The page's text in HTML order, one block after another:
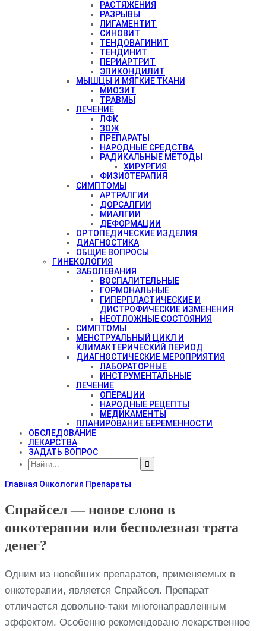
РАСТЯЖЕНИЯ
РАЗРЫВЫ
ЛИГАМЕНТИТ
СИНОВИТ
ТЕНДОВАГИНИТ
ТЕНДИНИТ
ПЕРИАРТРИТ
ЭПИКОНДИЛИТ
МЫШЦЫ И МЯГКИЕ ТКАНИ
МИОЗИТ
ТРАВМЫ
ЛЕЧЕНИЕ
ЛФК
ЗОЖ
ПРЕПАРАТЫ
НАРОДНЫЕ СРЕДСТВА
РАДИКАЛЬНЫЕ МЕТОДЫ
ХИРУРГИЯ
ФИЗИОТЕРАПИЯ
СИМПТОМЫ
АРТРАЛГИИ
ДОРСАЛГИИ
МИАЛГИИ
ДЕФОРМАЦИИ
ОРТОПЕДИЧЕСКИЕ ИЗДЕЛИЯ
ДИАГНОСТИКА
ОБЩИЕ ВОПРОСЫ
ГИНЕКОЛОГИЯ
ЗАБОЛЕВАНИЯ
ВОСПАЛИТЕЛЬНЫЕ
ГОРМОНАЛЬНЫЕ
ГИПЕРПЛАСТИЧЕСКИЕ И
ДИСТРОФИЧЕСКИЕ ИЗМЕНЕНИЯ
НЕОТЛОЖНЫЕ СОСТОЯНИЯ
СИМПТОМЫ
МЕНСТРУАЛЬНЫЙ ЦИКЛ И
КЛИМАКТЕРИЧЕСКИЙ ПЕРИОД
ДИАГНОСТИЧЕСКИЕ МЕРОПРИЯТИЯ
ЛАБОРАТОРНЫЕ
ИНСТРУМЕНТАЛЬНЫЕ
ЛЕЧЕНИЕ
ОПЕРАЦИИ
НАРОДНЫЕ РЕЦЕПТЫ
МЕДИКАМЕНТЫ
ПЛАНИРОВАНИЕ БЕРЕМЕННОСТИ
ОБСЛЕДОВАНИЕ
ЛЕКАРСТВА
ЗАДАТЬ ВОПРОС
Главная Онкология Препараты
Спрайсел — новое слово в
онкотерапии или бесполезная трата
денег?
Одним из новейших препаратов, применяемых в
онкотерапии, является Спрайсел. Препарат
отличается довольно-таки многонаправленным
эффектом. Особенно рекомендовано лекарственное